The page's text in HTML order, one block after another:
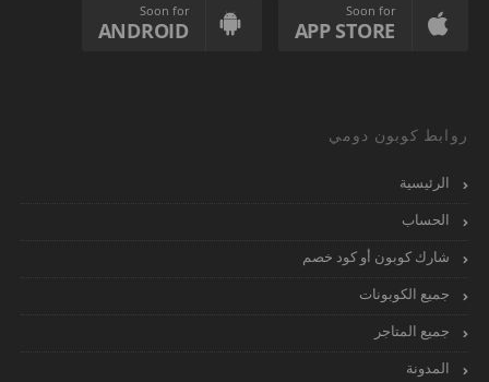
Soon for
APP STORE
Soon for
ANDROID
روابط كوبون دومي
الرئيسية
الحساب
شارك كوبون أو كود خصم
جميع الكوبونات
جميع المتاجر
المدونة